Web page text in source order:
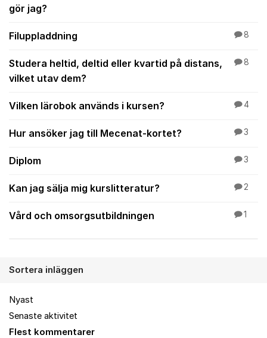
gör jag?
Filuppladdning 8
Studera heltid, deltid eller kvartid på distans,
vilket utav dem?
8
Vilken lärobok används i kursen? 4
Hur ansöker jag till Mecenat-kortet? 3
Diplom 3
Kan jag sälja mig kurslitteratur? 2
Vård och omsorgsutbildningen 1
Sortera inläggen
Nyast
Senaste aktivitet
Flest kommentarer